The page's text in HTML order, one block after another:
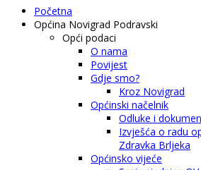
Početna
Općina Novigrad Podravski
Opći podaci
O nama
Povijest
Gdje smo?
Kroz Novigrad
Općinski načelnik
Odluke i
Izvješća o radu
Zdravka Brljeka
Općinsko vijeće